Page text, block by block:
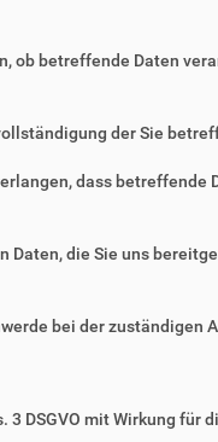
ob betreffende Daten
der Sie
dass
die Sie uns
bei der
DSGVO mit Wirkung für